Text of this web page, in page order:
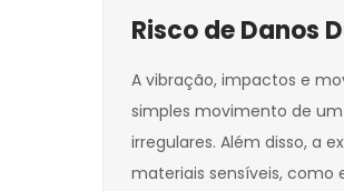
Risco de Danos
A vibração, impactos e
simples movimento de
irregulares. Além disso, a
materiais sensíveis,